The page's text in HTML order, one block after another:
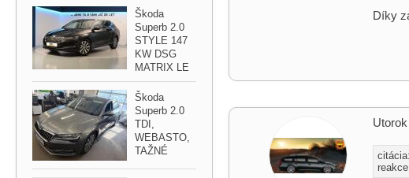
Díky
citácia:
Škoda
Superb 2.0
STYLE 147
KW DSG
MATRIX LE
Škoda
Superb 2.0
TDI,​
WEBASTO,​
TAŽNÉ